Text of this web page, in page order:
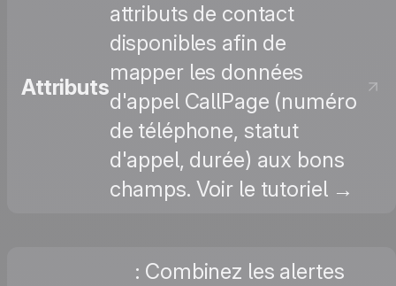
Attributs
attributs de contact
disponibles afin de
mapper les données
d'appel CallPage (numéro
de téléphone, statut
d'appel, durée) aux bons
champs. Voir le tutoriel →
: Combinez les alertes